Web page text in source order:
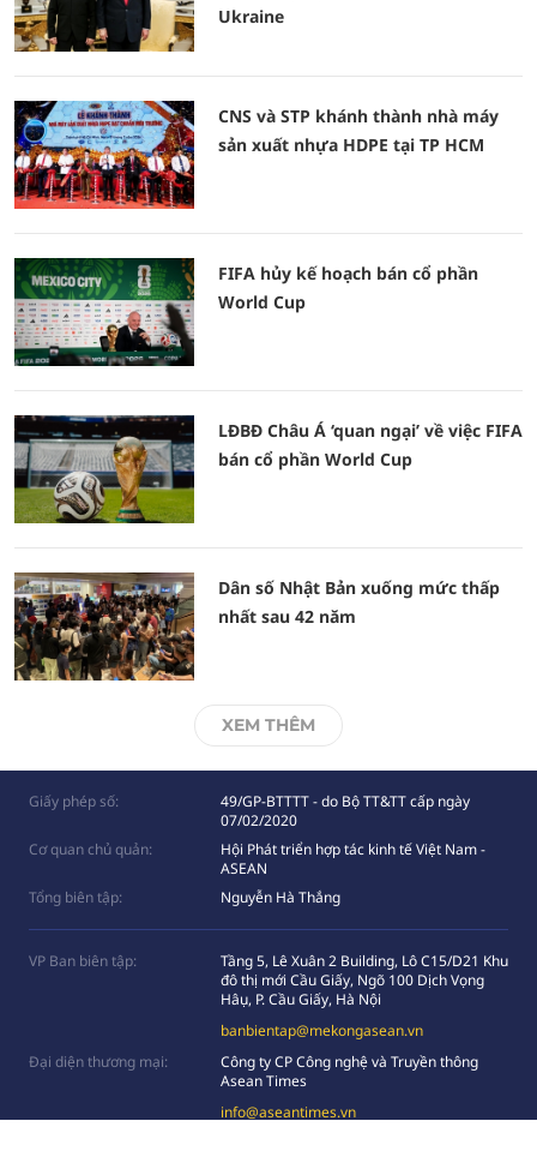
Ukraine
CNS và STP khánh thành nhà máy
sản xuất nhựa HDPE tại TP HCM
FIFA hủy kế hoạch bán cổ phần
World Cup
LĐBĐ Châu Á ‘quan ngại’ về việc FIFA
bán cổ phần World Cup
Dân số Nhật Bản xuống mức thấp
nhất sau 42 năm
XEM THÊM
Giấy phép số:
49/GP-BTTTT - do Bộ TT&TT cấp ngày
07/02/2020
Cơ quan chủ quản:
Hội Phát triển hợp tác kinh tế Việt Nam -
ASEAN
Tổng biên tập:
Nguyễn Hà Thắng
VP Ban biên tập:
Tầng 5, Lê Xuân 2 Building, Lô C15/D21 Khu
đô thị mới Cầu Giấy, Ngõ 100 Dịch Vọng
Hâụ, P. Cầu Giấy, Hà Nội
banbientap@mekongasean.vn
Đại diện thương mại:
Công ty CP Công nghệ và Truyền thông
Asean Times
info@aseantimes.vn